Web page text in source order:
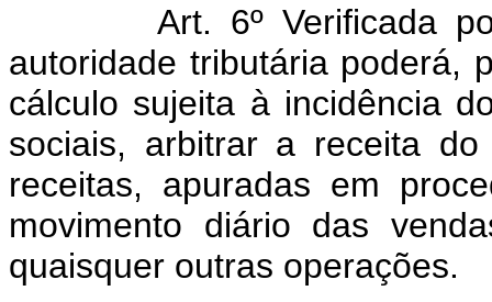
Art. 6º Verificada
autoridade tributária poderá,
cálculo sujeita à incidência
sociais, arbitrar a receita
receitas, apuradas em
movimento diário das
quaisquer outras operações.